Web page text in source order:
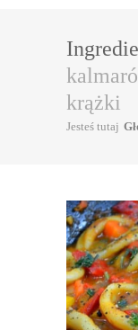
krążki
Jesteś tutaj